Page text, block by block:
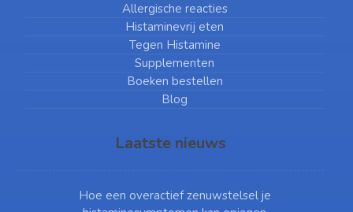
Allergische reacties
Histaminevrij eten
Tegen Histamine
Supplementen
Boeken bestellen
Blog
Laatste nieuws
Hoe een overactief zenuwstelsel je